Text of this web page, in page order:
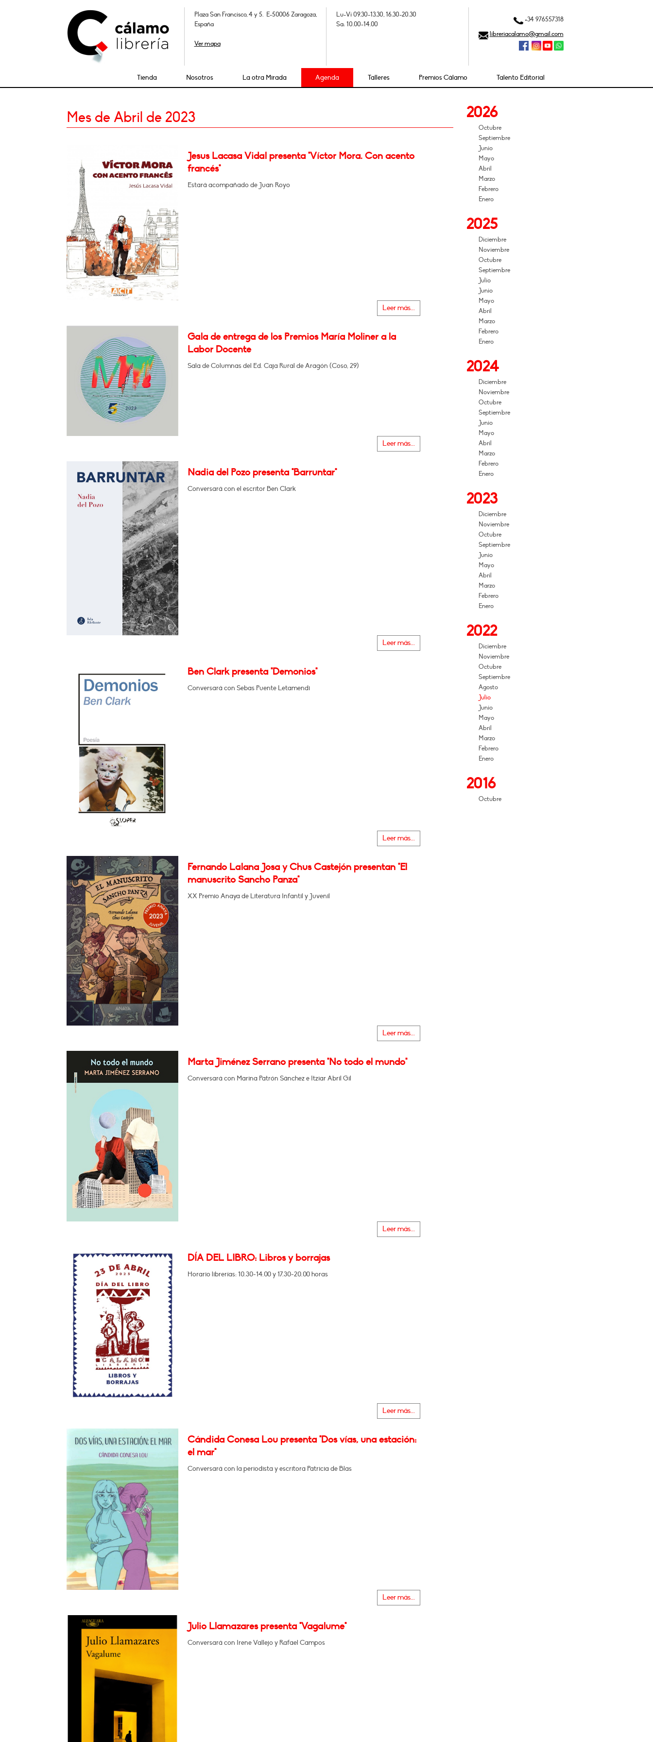
Plaza San Francisco, 4 y 5. E-50006 Zaragoza,
España
Ver mapa
Lu-Vi 09.30-13.30, 16.30-20.30
Sa: 10.00-14.00
+34 976557318
libreriacalamo@gmail.com
Tienda Nosotros La otra Mirada Agenda Talleres Premios Cálamo Talento Editorial
Mes de Abril de 2023
Jesus Lacasa Vidal presenta "Víctor Mora. Con acento
francés"
Estará acompañado de Juan Royo
Leer más...
Gala de entrega de los Premios María Moliner a la
Labor Docente
Sala de Columnas del Ed. Caja Rural de Aragón (Coso, 29)
Leer más...
Nadia del Pozo presenta "Barruntar"
Conversará con el escritor Ben Clark
Leer más...
Ben Clark presenta "Demonios"
Conversará con Sebas Puente Letamendi
Leer más...
Fernando Lalana Josa y Chus Castejón presentan "El
manuscrito Sancho Panza"
XX Premio Anaya de Literatura Infantil y Juvenil
Leer más...
Marta Jiménez Serrano presenta "No todo el mundo"
Conversará con Marina Patrón Sánchez e Itziar Abril Gil
Leer más...
DÍA DEL LIBRO: Libros y borrajas
Horario librerías: 10.30-14.00 y 17.30-20.00 horas
Leer más...
Cándida Conesa Lou presenta "Dos vías, una estación:
el mar"
Conversará con la periodista y escritora Patricia de Blas
Leer más...
Julio Llamazares presenta "Vagalume"
Conversará con Irene Vallejo y Rafael Campos
2026
Octubre
Septiembre
Junio
Mayo
Abril
Marzo
Febrero
Enero
2025
Diciembre
Noviembre
Octubre
Septiembre
Julio
Junio
Mayo
Abril
Marzo
Febrero
Enero
2024
Diciembre
Noviembre
Octubre
Septiembre
Junio
Mayo
Abril
Marzo
Febrero
Enero
2023
Diciembre
Noviembre
Octubre
Septiembre
Junio
Mayo
Abril
Marzo
Febrero
Enero
2022
Diciembre
Noviembre
Octubre
Septiembre
Agosto
Julio
Junio
Mayo
Abril
Marzo
Febrero
Enero
2016
Octubre